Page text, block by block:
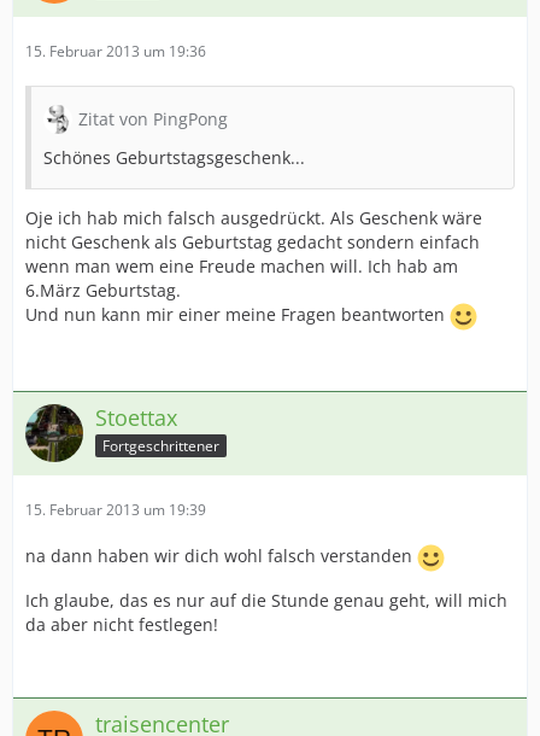
15. Februar 2013 um 19:36
Zitat von PingPong
Schönes Geburtstagsgeschenk...
Oje ich hab mich falsch ausgedrückt. Als Geschenk wäre
nicht Geschenk als Geburtstag gedacht sondern einfach
wenn man wem eine Freude machen will. Ich hab am
6.März Geburtstag.
Und nun kann mir einer meine Fragen beantworten
Stoettax
Fortgeschrittener
15. Februar 2013 um 19:39
na dann haben wir dich wohl falsch verstanden
Ich glaube, das es nur auf die Stunde genau geht, will mich
da aber nicht festlegen!
traisencenter